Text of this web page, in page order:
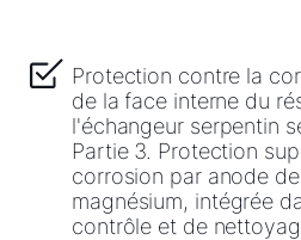
Protection contre la
de la face interne du
l'échangeur serpentin
Partie 3. Protection
corrosion par anode
magnésium, intégrée
contrôle et de
WOLF Service App
Formulaire de contact
Garantie 5 ans